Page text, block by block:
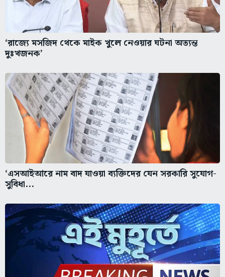
‘রাজ্যে মসজিদ থেকে মাইক খুলে নেওয়ার ঘটনা অত্যন্ত
দুঃখজনক’
‘এসআইআরে নাম বাদ যাওয়া ব্যক্তিদের যেন সরকারি সুযোগ-
সুবিধা...